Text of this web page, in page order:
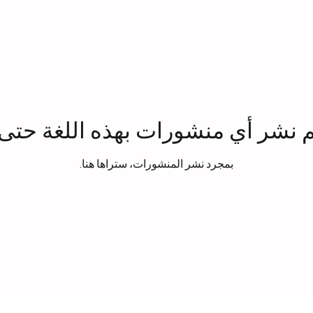
نشر أي منشورات بهذه اللغة حتى
بمجرد نشر المنشورات، ستراها هنا.